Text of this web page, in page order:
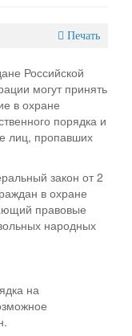
Печать
Российской
могут принять
в охране
порядка и
лиц, пропавших
закон от 2
в охране
правовые
народных
на